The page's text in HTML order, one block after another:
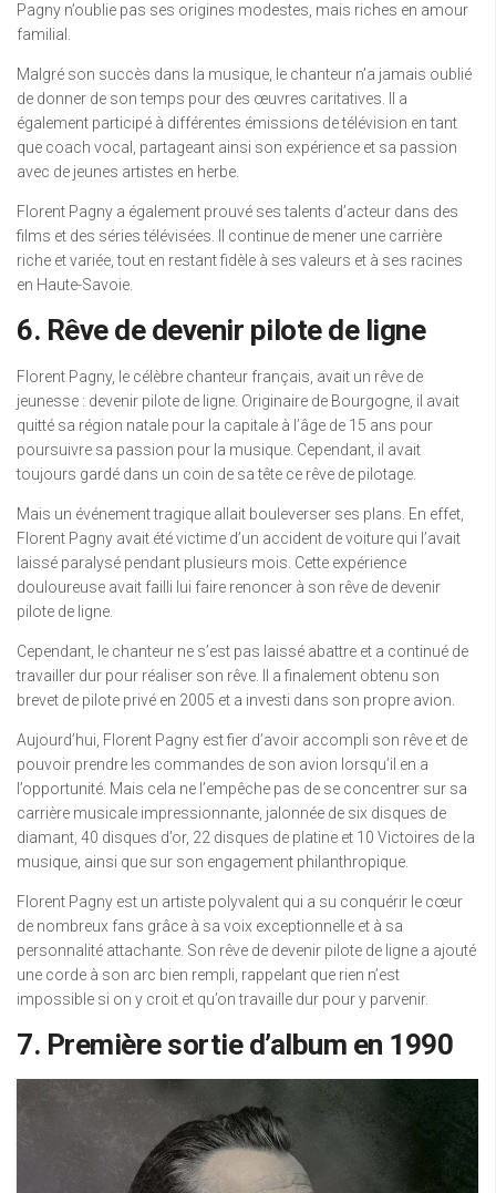
Pagny n’oublie pas ses origines modestes, mais riches en amour
familial.
Malgré son succès dans la musique, le chanteur n’a jamais oublié
de donner de son temps pour des œuvres caritatives. Il a
également participé à différentes émissions de télévision en tant
que coach vocal, partageant ainsi son expérience et sa passion
avec de jeunes artistes en herbe.
Florent Pagny a également prouvé ses talents d’acteur dans des
films et des séries télévisées. Il continue de mener une carrière
riche et variée, tout en restant fidèle à ses valeurs et à ses racines
en Haute-Savoie.
6. Rêve de devenir pilote de ligne
Florent Pagny, le célèbre chanteur français, avait un rêve de
jeunesse : devenir pilote de ligne. Originaire de Bourgogne, il avait
quitté sa région natale pour la capitale à l’âge de 15 ans pour
poursuivre sa passion pour la musique. Cependant, il avait
toujours gardé dans un coin de sa tête ce rêve de pilotage.
Mais un événement tragique allait bouleverser ses plans. En effet,
Florent Pagny avait été victime d’un accident de voiture qui l’avait
laissé paralysé pendant plusieurs mois. Cette expérience
douloureuse avait failli lui faire renoncer à son rêve de devenir
pilote de ligne.
Cependant, le chanteur ne s’est pas laissé abattre et a continué de
travailler dur pour réaliser son rêve. Il a finalement obtenu son
brevet de pilote privé en 2005 et a investi dans son propre avion.
Aujourd’hui, Florent Pagny est fier d’avoir accompli son rêve et de
pouvoir prendre les commandes de son avion lorsqu’il en a
l’opportunité. Mais cela ne l’empêche pas de se concentrer sur sa
carrière musicale impressionnante, jalonnée de six disques de
diamant, 40 disques d’or, 22 disques de platine et 10 Victoires de la
musique, ainsi que sur son engagement philanthropique.
Florent Pagny est un artiste polyvalent qui a su conquérir le cœur
de nombreux fans grâce à sa voix exceptionnelle et à sa
personnalité attachante. Son rêve de devenir pilote de ligne a ajouté
une corde à son arc bien rempli, rappelant que rien n’est
impossible si on y croit et qu’on travaille dur pour y parvenir.
7. Première sortie d’album en 1990